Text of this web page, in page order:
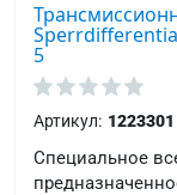
5
Артикул: 1223301
Специальное